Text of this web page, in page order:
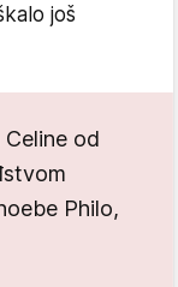
još
od
Philo,